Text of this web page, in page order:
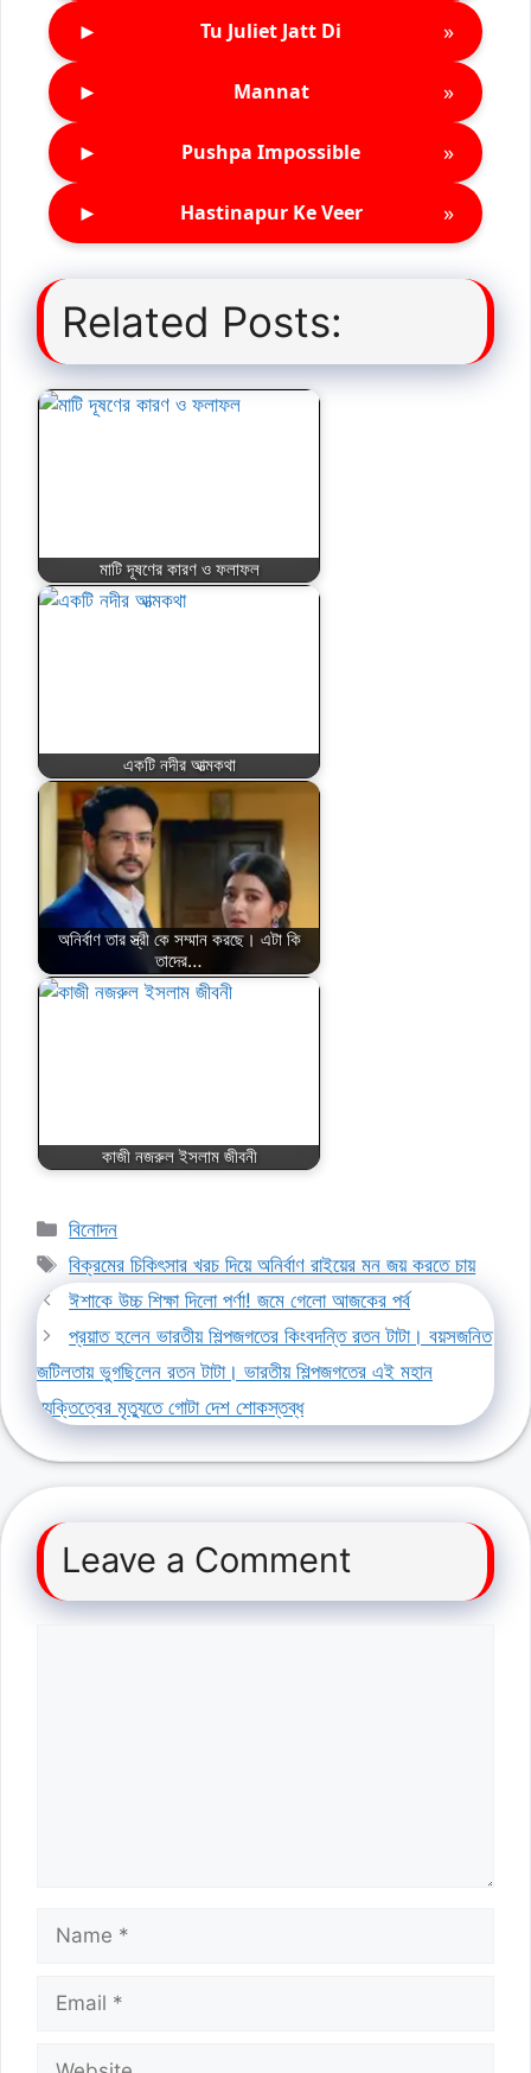
► Tu Juliet Jatt Di »
► Mannat »
► Pushpa Impossible »
► Hastinapur Ke Veer »
Related Posts:
মাটি দূষণের কারণ ও ফলাফল
একটি নদীর আত্মকথা
অনির্বাণ তার স্ত্রী কে সম্মান করছে। এটা কি
তাদের…
কাজী নজরুল ইসলাম জীবনী
Categories
বিনোদন
Tags
বিক্রমের চিকিৎসার খরচ দিয়ে অনির্বাণ রাইয়ের মন জয় করতে চায়
ঈশাকে উচ্চ শিক্ষা দিলো পর্ণা! জমে গেলো আজকের পর্ব
প্রয়াত হলেন ভারতীয় শিল্পজগতের কিংবদন্তি রতন টাটা। বয়সজনিত
জটিলতায় ভুগছিলেন রতন টাটা। ভারতীয় শিল্পজগতের এই মহান
ব্যক্তিত্বের মৃত্যুতে গোটা দেশ শোকস্তব্ধ
Leave a Comment